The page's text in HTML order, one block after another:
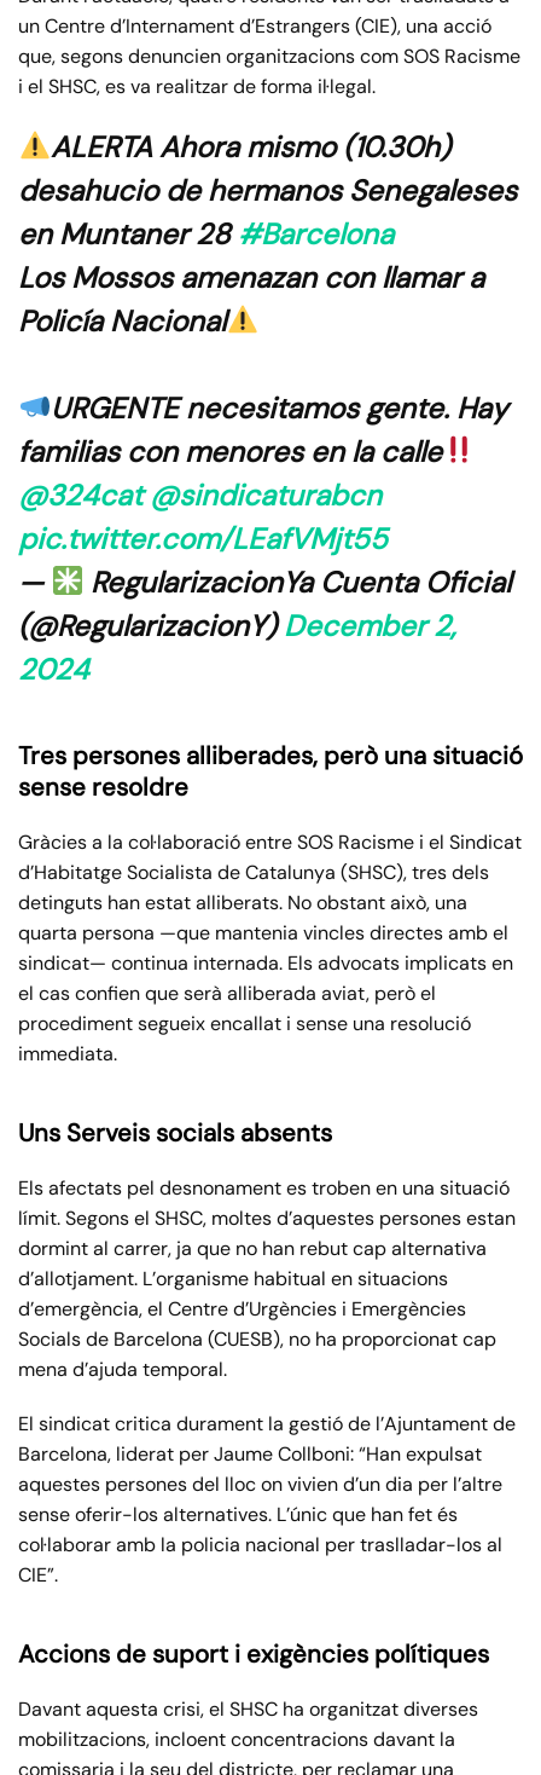
un Centre d’Internament d’Estrangers (CIE), una acció
que, segons denuncien organitzacions com SOS Racisme
i el SHSC, es va realitzar de forma il·legal.
ALERTA Ahora mismo (10.30h)
desahucio de hermanos Senegaleses
en Muntaner 28#Barcelona
Los Mossos amenazan con llamar a
Policía Nacional
URGENTE necesitamos gente. Hay
familias con menores en la calle
@324cat @sindicaturabcn
pic.twitter.com/LEafVMjt55
—
RegularizacionYa Cuenta Oficial
(@RegularizacionY)December 2,
2024
Tres persones alliberades, però una situació
sense resoldre
Gràcies a la col·laboració entre SOS Racisme i el Sindicat
d’Habitatge Socialista de Catalunya (SHSC), tres dels
detinguts han estat alliberats. No obstant això, una
quarta persona —que mantenia vincles directes amb el
sindicat— continua internada. Els advocats implicats en
el cas confien que serà alliberada aviat, però el
procediment segueix encallat i sense una resolució
immediata.
Uns Serveis socials absents
Els afectats pel desnonament es troben en una situació
límit. Segons el SHSC, moltes d’aquestes persones estan
dormint al carrer, ja que no han rebut cap alternativa
d’allotjament. L’organisme habitual en situacions
d’emergència, el Centre d’Urgències i Emergències
Socials de Barcelona (CUESB), no ha proporcionat cap
mena d’ajuda temporal.
El sindicat critica durament la gestió de l’Ajuntament de
Barcelona, liderat per Jaume Collboni: “Han expulsat
aquestes persones del lloc on vivien d’un dia per l’altre
sense oferir-los alternatives. L’únic que han fet és
col·laborar amb la policia nacional per traslladar-los al
CIE”.
Accions de suport i exigències polítiques
Davant aquesta crisi, el SHSC ha organitzat diverses
mobilitzacions, incloent concentracions davant la
comissaria i la seu del districte, per reclamar una